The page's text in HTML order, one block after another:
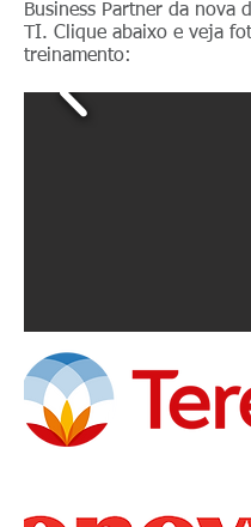
Business Partner da nova
TI. Clique abaixo e veja
treinamento: